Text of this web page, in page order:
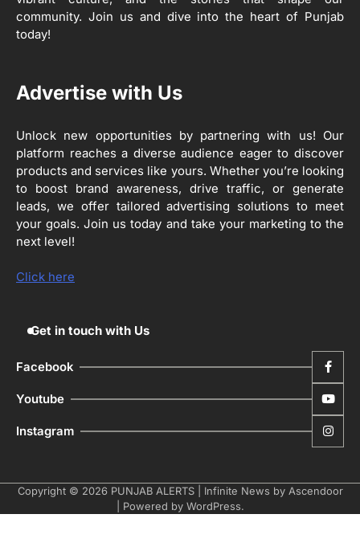
ਖੇਤੀਬਾੜੀ ਵਿਭਾਗ ਵੱਲੋਂ ‘ਮਿਸ਼ਨ ਫਾਰ ਕਾਟਨ
ਪ੍ਰੋਡਕਟੀਵਿਟੀ’ ਅਧੀਨ ਪਿੰਡ ਬਧਾਈ ਵਿਖੇ ‘ਖੇਤ
ਰਾਸ਼ਟਰੀ ਮਨੁੱਖੀ ਅਧਿਕਾਰ ਕਮਿਸ਼ਨ ਦੇ ਮੈਂਬਰ
ਸਕੀਮਾਂ ਦਾ ਜਾਇਜ਼ਾ
Editor
4
ਹੁਸ਼ਿਆਰਪੁਰ ਜ਼ਿਲ੍ਹੇ ਵ‘ ਈ.ਐੱਫ. ਡਿਜੀਟਾਈਜ਼ੇਸ਼ਨ
ਦਾ ਕੰਮ 99.92 ਫੀਸਦੀ ਮੁਕੰਮਲ: ਜ਼ਿਲ੍ਹਾ ਚੋਣ
ਅਫ਼ਸਰ
Editor
community. Join us and dive into the heart of Punjab
today!
Advertise with Us
Unlock new opportunities by partnering with us! Our
platform reaches a diverse audience eager to discover
products and services like yours. Whether you’re looking
to boost brand awareness, drive traffic, or generate
leads, we offer tailored advertising solutions to meet
your goals. Join us today and take your marketing to the
next level!
Click here
Get in touch with Us
Facebook
Youtube
Instagram
Copyright © 2026 PUNJAB ALERTS| Infinite News by Ascendoor
| Powered by WordPress.